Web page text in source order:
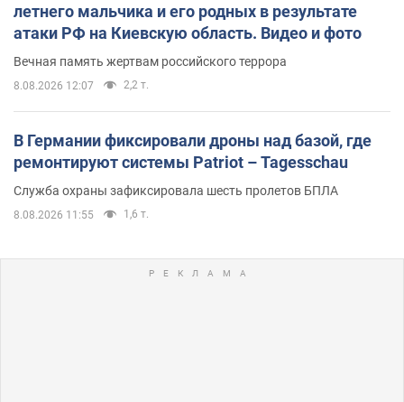
летнего мальчика и его родных в результате
атаки РФ на Киевскую область. Видео и фото
Вечная память жертвам российского террора
8.08.2026 12:07 2,2 т.
В Германии фиксировали дроны над базой, где
ремонтируют системы Patriot – Tagesschau
Служба охраны зафиксировала шесть пролетов БПЛА
8.08.2026 11:55 1,6 т.